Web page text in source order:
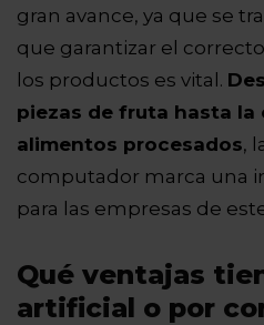
gran avance, ya que se
que garantizar el
los productos es vital.
piezas de fruta hasta la
alimentos procesados,
computador marca una
para las empresas de
Qué ventajas
artificial o por